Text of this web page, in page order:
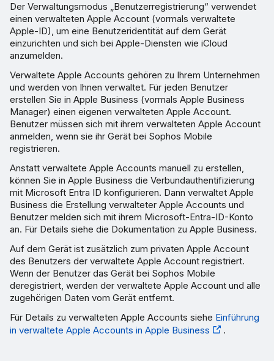
Der Verwaltungsmodus „Benutzerregistrierung“ verwendet
einen verwalteten Apple Account (vormals verwaltete
Apple-ID), um eine Benutzeridentität auf dem Gerät
einzurichten und sich bei Apple-Diensten wie iCloud
anzumelden.
Verwaltete Apple Accounts gehören zu Ihrem Unternehmen
und werden von Ihnen verwaltet. Für jeden Benutzer
erstellen Sie in Apple Business (vormals Apple Business
Manager) einen eigenen verwalteten Apple Account.
Benutzer müssen sich mit ihrem verwalteten Apple Account
anmelden, wenn sie ihr Gerät bei Sophos Mobile
registrieren.
Anstatt verwaltete Apple Accounts manuell zu erstellen,
können Sie in Apple Business die Verbundauthentifizierung
mit Microsoft Entra ID konfigurieren. Dann verwaltet Apple
Business die Erstellung verwalteter Apple Accounts und
Benutzer melden sich mit ihrem Microsoft-Entra-ID-Konto
an. Für Details siehe die Dokumentation zu Apple Business.
Auf dem Gerät ist zusätzlich zum privaten Apple Account
des Benutzers der verwaltete Apple Account registriert.
Wenn der Benutzer das Gerät bei Sophos Mobile
deregistriert, werden der verwaltete Apple Account und alle
zugehörigen Daten vom Gerät entfernt.
Für Details zu verwalteten Apple Accounts siehe Einführung
in verwaltete Apple Accounts in Apple Business
.